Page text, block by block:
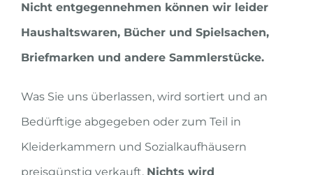
Nicht entgegennehmen können wir leider
Haushaltswaren, Bücher und Spielsachen,
Briefmarken und andere Sammlerstücke.
Was Sie uns überlassen, wird sortiert und an
Bedürftige abgegeben oder zum Teil in
Kleiderkammern und Sozialkaufhäusern
preisgünstig verkauft. Nichts wird